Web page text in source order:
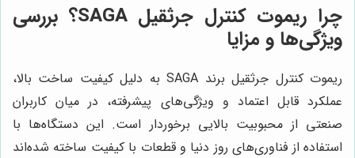
چرا ریموت کنترل جرثقیل SAGA؟ بررسی
ویژگی‌ها و مزایا
ریموت کنترل جرثقیل برند SAGA به دلیل کیفیت ساخت بالا،
عملکرد قابل اعتماد و ویژگی‌های پیشرفته، در میان کاربران
صنعتی از محبوبیت بالایی برخوردار است. این دستگاه‌ها با
استفاده از فناوری‌های روز دنیا و قطعات با کیفیت ساخته شده‌اند